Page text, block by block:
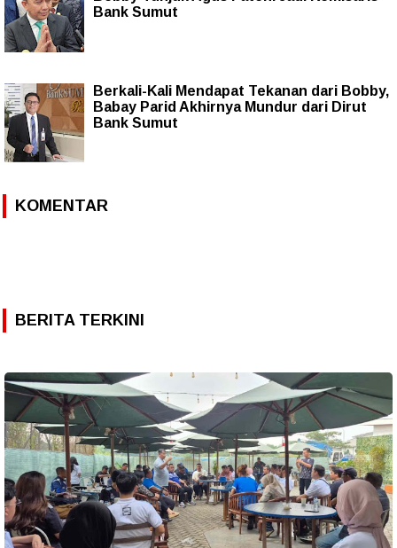
Bank Sumut
Berkali-Kali Mendapat Tekanan dari Bobby,
Babay Parid Akhirnya Mundur dari Dirut
Bank Sumut
KOMENTAR
BERITA TERKINI